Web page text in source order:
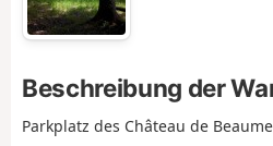
Beschreibung der
Parkplatz des Château de